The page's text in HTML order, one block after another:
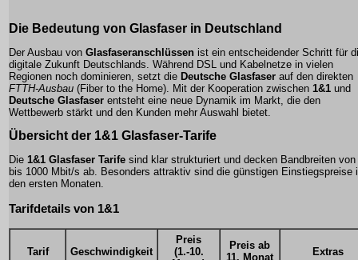
Die Bedeutung von Glasfaser in Deutschland
Der Ausbau von Glasfaseranschlüssen ist ein entscheidender Schritt für
digitale Zukunft Deutschlands. Während DSL und Kabelnetze in vielen
Regionen noch dominieren, setzt die Deutsche Glasfaser auf den direkten
FTTH-Ausbau (Fiber to the Home). Mit der Kooperation zwischen 1&1 und
Deutsche Glasfaser entsteht eine neue Dynamik im Markt, die den
Wettbewerb stärkt und den Kunden mehr Auswahl bietet.
Übersicht der 1&1 Glasfaser-Tarife
Die 1&1 Glasfaser Tarife sind klar strukturiert und decken Bandbreiten von
bis 1000 Mbit/s ab. Besonders attraktiv sind die günstigen Einstiegspreise
den ersten Monaten.
Tarifdetails von 1&1
Tarif Geschwindigkeit
Preis
(1.-10.
Preis ab
11. Monat
Extras